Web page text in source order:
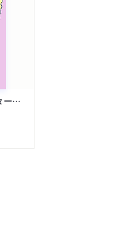
７日でできるキャラクター創作入門